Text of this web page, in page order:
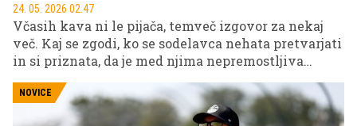
24. 05. 2026 02.47
Včasih kava ni le pijača, temveč izgovor za nekaj
več. Kaj se zgodi, ko se sodelavca nehata pretvarjati
in si priznata, da je med njima nepremostljiva
skriti za nedolžnim nasmehom?
NOVICE